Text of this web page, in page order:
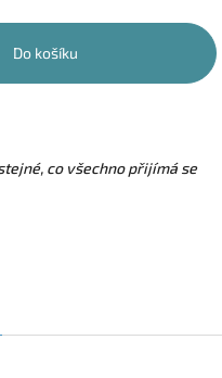
Do košíku
co všechno přijímá se